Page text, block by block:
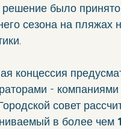
было
сезона на пляжах
концессия
-
совет
в более чем